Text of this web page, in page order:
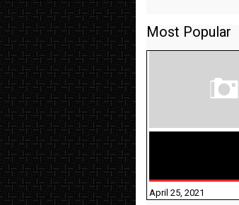
Most Popular
April 25, 2021